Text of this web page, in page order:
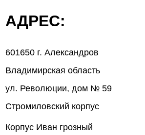
АДРЕС:
601650 г. Александров
Владимирская область
ул. Революции, дом № 59
Стромиловский корпус
Корпус Иван грозный